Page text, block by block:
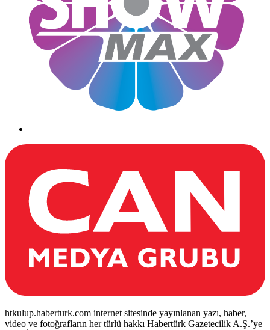
htkulup.haberturk.com internet sitesinde yayınlanan yazı, haber,
video ve fotoğrafların her türlü hakkı Habertürk Gazetecilik A.Ş.’ye